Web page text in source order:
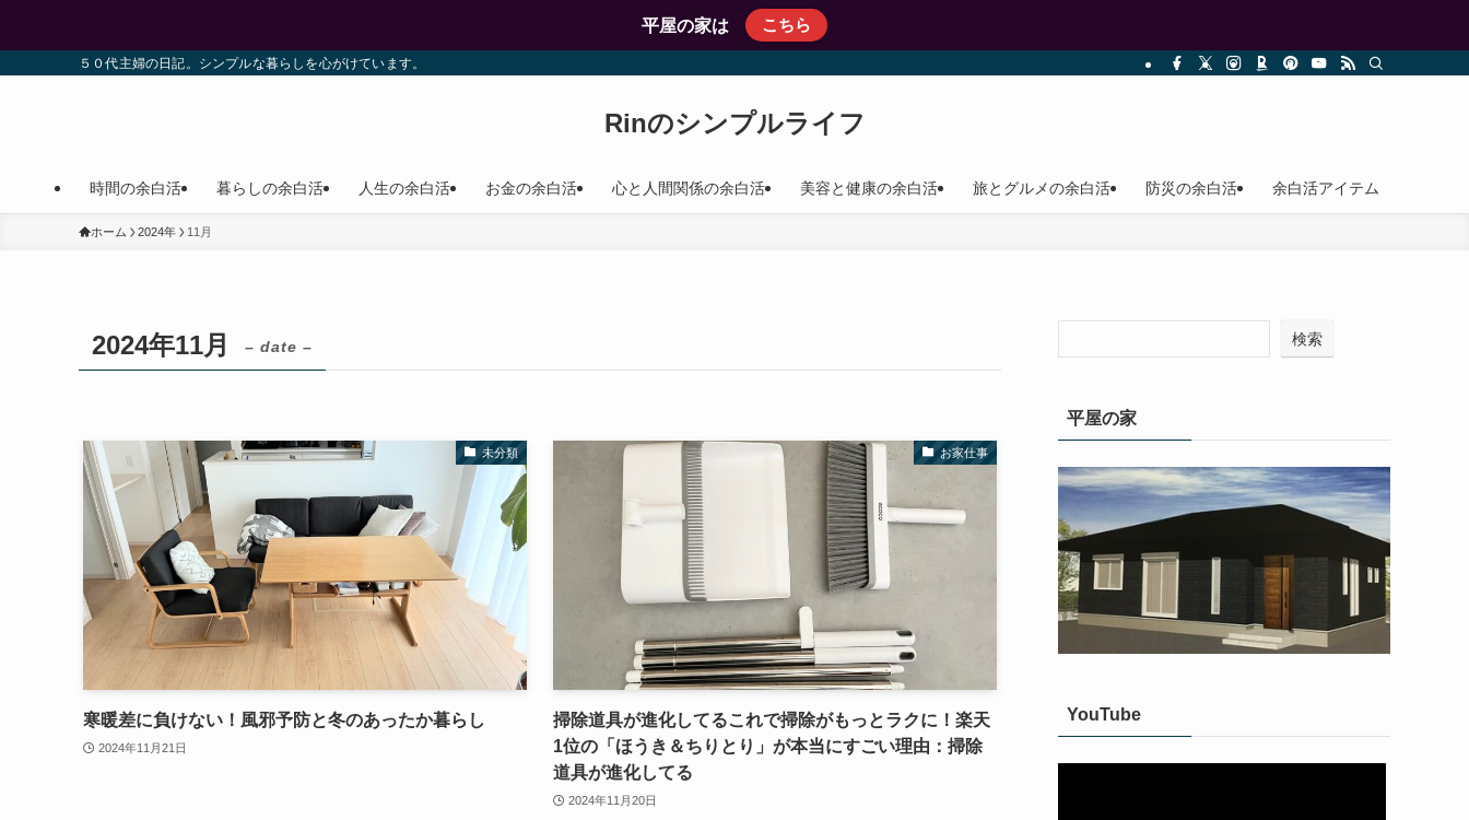
平屋の家は こちら
５０代主婦の日記。シンプルな暮らしを心がけています。
Rinのシンプルライフ
時間の余白活 暮らしの余白活 人生の余白活 お金の余白活 心と人間関係の余白活 美容と健康の余白活 旅とグルメの余白活 防災の余白活 余白活アイテム
ホーム 2024年 11月
2024年11月 – date –
未分類
寒暖差に負けない！風邪予防と冬のあったか暮らし
2024年11月21日
お家仕事
掃除道具が進化してるこれで掃除がもっとラクに！楽天
1位の「ほうき＆ちりとり」が本当にすごい理由：掃除
道具が進化してる
2024年11月20日
検索
平屋の家
YouTube